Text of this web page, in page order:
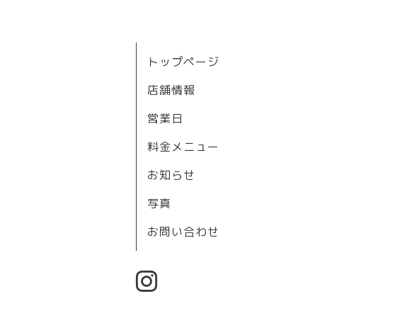
トップページ
店舗情報
営業日
料金メニュー
お知らせ
写真
お問い合わせ